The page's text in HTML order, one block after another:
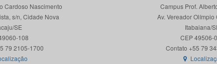
Cardoso Nascimento
s/n, Cidade Nova
SE
108
Campus Prof.
Av. Vereador Olímpio
Itabaiana/
CEP 49506-